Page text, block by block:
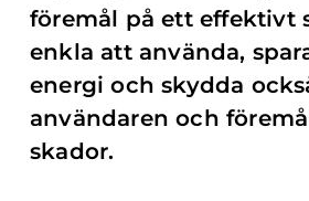
föremål på ett effektivt
enkla att använda,
energi och skydda
användaren och
skador.